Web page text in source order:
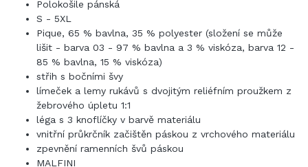
Polokošile pánská
S - 5XL
Pique, 65 % bavlna, 35 % polyester (složení se může
lišit - barva 03 - 97 % bavlna a 3 % viskóza, barva 12 -
85 % bavlna, 15 % viskóza)
střih s bočními švy
límeček a lemy rukávů s dvojitým reliéfním proužkem z
žebrového úpletu 1:1
léga s 3 knoflíčky v barvě materiálu
vnitřní průkrčník začištěn páskou z vrchového materiálu
zpevnění ramenních švů páskou
MALFINI